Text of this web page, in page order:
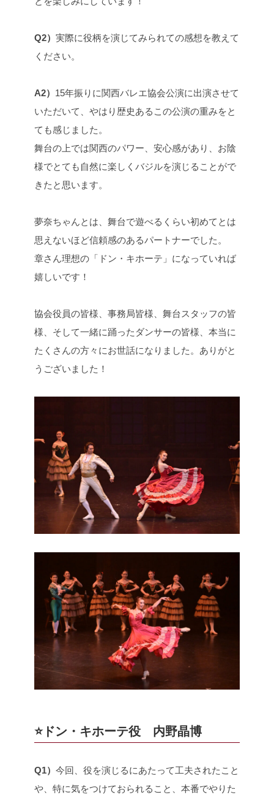
Q2） 実際に役柄を演じてみられての感想を教えて
ください。
A2） 15年振りに関西バレエ協会公演に出演させて
いただいて、やはり歴史あるこの公演の重みをと
ても感じました。
舞台の上では関西のパワー、安心感があり、お陰
様でとても自然に楽しくバジルを演じることがで
きたと思います。
夢奈ちゃんとは、舞台で遊べるくらい初めてとは
思えないほど信頼感のあるパートナーでした。
章さん理想の「ドン・キホーテ」になっていれば
嬉しいです！
協会役員の皆様、事務局皆様、舞台スタッフの皆
様、そして一緒に踊ったダンサーの皆様、本当に
たくさんの方々にお世話になりました。ありがと
うございました！
⭐️ドン・キホーテ役 内野晶博
Q1） 今回、役を演じるにあたって工夫されたこと
や、特に気をつけておられること、本番でやりた